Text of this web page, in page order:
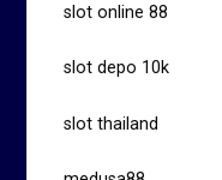
slot online 88
slot depo 10k
slot thailand